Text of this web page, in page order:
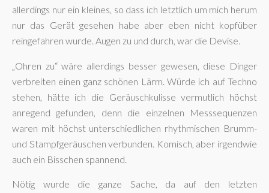
allerdings nur ein kleines, so dass ich letztlich um mich herum
nur das Gerät gesehen habe aber eben nicht kopfüber
reingefahren wurde. Augen zu und durch, war die Devise.
„Ohren zu“ wäre allerdings besser gewesen, diese Dinger
verbreiten einen ganz schönen Lärm. Würde ich auf Techno
stehen, hätte ich die Geräuschkulisse vermutlich höchst
anregend gefunden, denn die einzelnen Messsequenzen
waren mit höchst unterschiedlichen rhythmischen Brumm-
und Stampfgeräuschen verbunden. Komisch, aber irgendwie
auch ein Bisschen spannend.
Nötig wurde die ganze Sache, da auf den letzten